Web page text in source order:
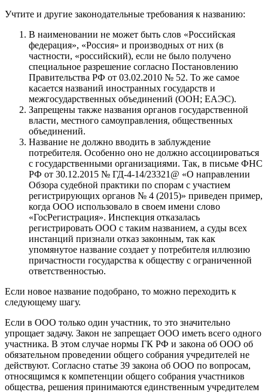
Учтите и другие законодательные требования к названию:
В наименовании не может быть слов «Российская
федерация», «Россия» и производных от них (в
частности, «российский), если не было получено
специальное разрешение согласно Постановлению
Правительства РФ от 03.02.2010 № 52. То же самое
касается названий иностранных государств и
межгосударственных объединений (ООН; ЕАЭС).
Запрещены также названия органов государственной
власти, местного самоуправления, общественных
объединений.
Название не должно вводить в заблуждение
потребителя. Особенно оно не должно ассоциироваться
с государственными организациями. Так, в письме ФНС
РФ от 30.12.2015 № ГД-4-14/23321@ «О направлении
Обзора судебной практики по спорам с участием
регистрирующих органов № 4 (2015)» приведен пример,
когда ООО использовало в своем имени слово
«ГосРегистрация». Инспекция отказалась
регистрировать ООО с таким названием, а суды всех
инстанций признали отказ законным, так как
упомянутое название создает у потребителя иллюзию
причастности государства к обществу с ограниченной
ответственностью.
Если новое название подобрано, то можно переходить к
следующему шагу.
Если в ООО только один участник, то это значительно
упрощает задачу. Закон не запрещает ООО иметь всего одного
участника. В этом случае нормы ГК РФ и закона об ООО об
обязательном проведении общего собрания учредителей не
действуют. Согласно статье 39 закона об ООО по вопросам,
относящимся к компетенции общего собрания участников
общества, решения принимаются единственным учредителем